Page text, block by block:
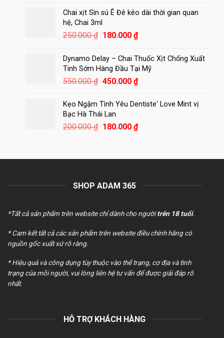
là:
400.000 ₫.
tại
350.000 ₫.
Chai xịt Sìn sú Ê Đê kéo dài thời gian quan
hệ, Chai 3ml
250.000₫ Giá
là:
250.000 ₫.
180.000 ₫Giá
tại
là:
180.000 ₫.
Dynamo Delay – Chai Thuốc Xịt Chống Xuất
Tinh Sớm Hàng Đầu Tại Mỹ
550.000₫ Giá
là:
550.000 ₫.
450.000 ₫Giá
tại
450.000 ₫.
Kẹo Ngậm Tình Yêu Dentiste' Love Mint vị
Bạc Hà Thái Lan
200.000₫ Giá
200.000 ₫.
180.000 ₫Giá
là:
SHOP ADAM 365
*Tất cả sản phẩm trên website chỉ dành cho ngườitrên 18 tuổi.
* Cam kết tất cả các sản phẩm trên website điều chính hãng có
nguồn gốc xuất xứ rõ ràng.
* Hiệu quả và công dụng tùy thuộc vào thể trạng, cơ địa và tình
trạng của mỗi người, vui lòng liên hệ tư vấn để được giải đáp rõ
nhất.
HỖ TRỢ KHÁCH HÀNG